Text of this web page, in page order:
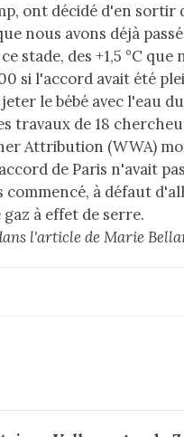
ont décidé d'en sortir
nous avons déjà
stade, des +1,5 °C
si l'accord avait été
le bébé avec l'eau
travaux de 18
Attribution (WWA)
de Paris n'avait
commencé, à défaut
gaz à effet de serre.
l'article de Marie